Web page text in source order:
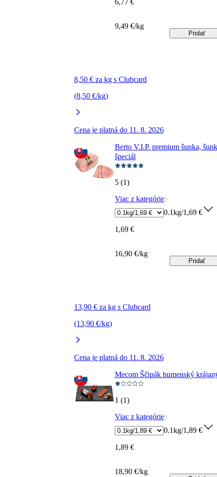
8,50 € za kg s Clubcard
(8,50 €/kg)
Cena je platná do 11. 8. 2026
9,49 €/kg
Pridať
Berto V.I.P. premium šunka,
špeciál
5 (1)
Viac z kategórie
13,90 € za kg s Clubcard
(13,90 €/kg)
Cena je platná do 11. 8. 2026
0.1kg/1,69 €
1,69 €
16,90 €/kg
Pridať
Mecom Ščipák humenský
1 (1)
Viac z kategórie
0.1kg/1,89 €
1,89 €
18,90 €/kg